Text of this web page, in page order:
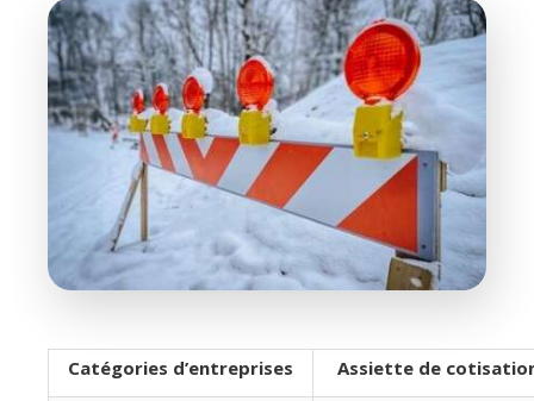
Catégories d’entreprises
Assiette de